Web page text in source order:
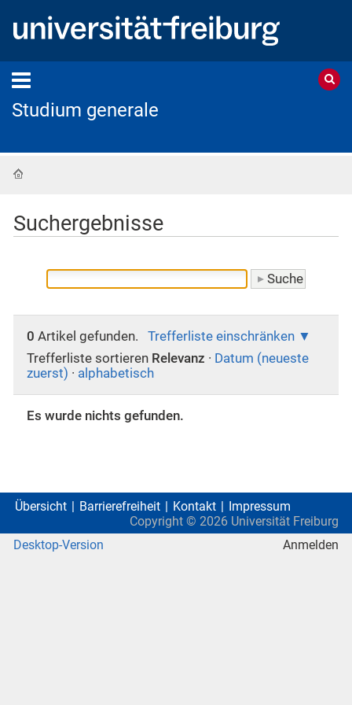
Studium generale
Suchergebnisse
0 Artikel gefunden.
Trefferliste einschränken
Trefferliste sortieren Relevanz · Datum (neueste
zuerst) · alphabetisch
Es wurde nichts gefunden.
Übersicht Barrierefreiheit Kontakt
Impressum
Copyright © 2026 Universität Freiburg
Desktop-Version
Anmelden